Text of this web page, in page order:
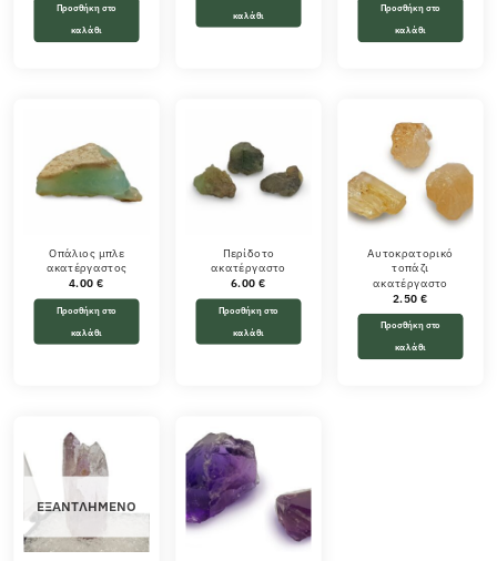
Προσθήκη στο
καλάθι
καλάθι
Προσθήκη στο
καλάθι
Οπάλιος μπλε
ακατέργαστος
4.00 €
Προσθήκη στο
καλάθι
Περίδοτο
ακατέργαστο
6.00 €
Προσθήκη στο
καλάθι
Αυτοκρατορικό
τοπάζι
ακατέργαστο
2.50 €
Προσθήκη στο
καλάθι
ΕΞΑΝΤΛΗΜΈΝΟ